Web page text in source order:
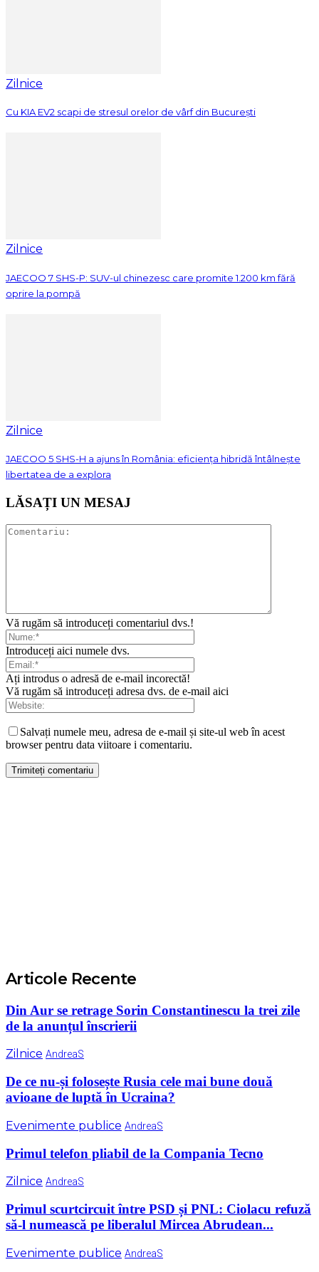
Zilnice
Cu KIA EV2 scapi de stresul orelor de vârf din București
Zilnice
JAECOO 7 SHS-P: SUV-ul chinezesc care promite 1.200 km fără
oprire la pompă
Zilnice
JAECOO 5 SHS-H a ajuns în România: eficiența hibridă întâlnește
libertatea de a explora
LĂSAȚI UN MESAJ
Vă rugăm să introduceți comentariul dvs.!
Introduceți aici numele dvs.
Ați introdus o adresă de e-mail incorectă!
Vă rugăm să introduceți adresa dvs. de e-mail aici
Salvați numele meu, adresa de e-mail și site-ul web în acest
browser pentru data viitoare i comentariu.
Articole Recente
Din Aur se retrage Sorin Constantinescu la trei zile
de la anunțul înscrierii
Zilnice AndreaS
De ce nu-și folosește Rusia cele mai bune două
avioane de luptă în Ucraina?
Evenimente publice AndreaS
Primul telefon pliabil de la Compania Tecno
Zilnice AndreaS
Primul scurtcircuit între PSD și PNL: Ciolacu refuză
să-l numească pe liberalul Mircea Abrudean...
Evenimente publice AndreaS